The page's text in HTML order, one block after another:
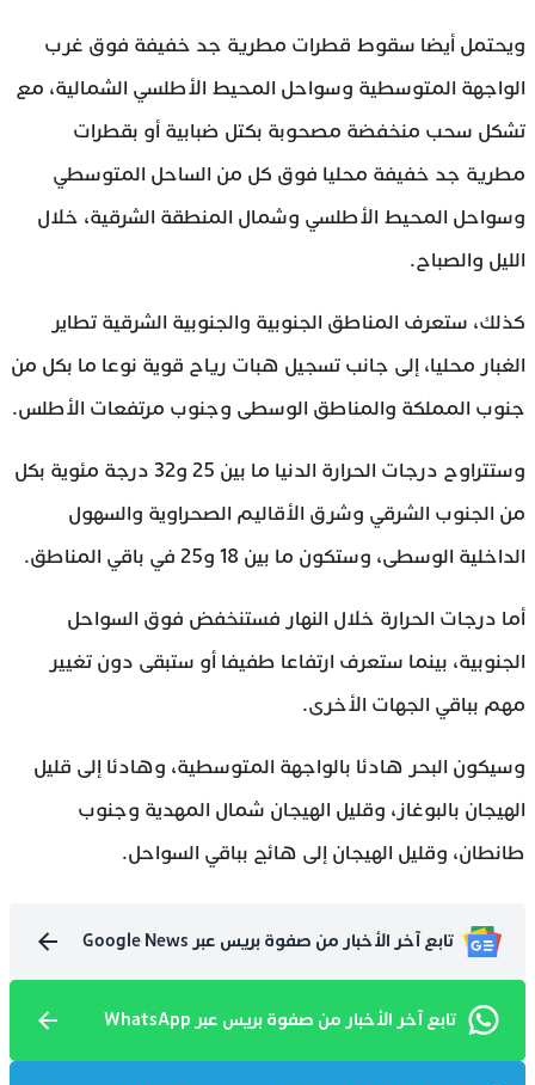
ويحتمل أيضا سقوط قطرات مطرية جد خفيفة فوق غرب
الواجهة المتوسطية وسواحل المحيط الأطلسي الشمالية، مع
تشكل سحب منخفضة مصحوبة بكتل ضبابية أو بقطرات
مطرية جد خفيفة محليا فوق كل من الساحل المتوسطي
وسواحل المحيط الأطلسي وشمال المنطقة الشرقية، خلال
الليل والصباح.
كذلك، ستعرف المناطق الجنوبية والجنوبية الشرقية تطاير
الغبار محليا، إلى جانب تسجيل هبات رياح قوية نوعا ما بكل من
جنوب المملكة والمناطق الوسطى وجنوب مرتفعات الأطلس.
وستتراوح درجات الحرارة الدنيا ما بين 25 و32 درجة مئوية بكل
من الجنوب الشرقي وشرق الأقاليم الصحراوية والسهول
الداخلية الوسطى، وستكون ما بين 18 و25 في باقي المناطق.
أما درجات الحرارة خلال النهار فستنخفض فوق السواحل
الجنوبية، بينما ستعرف ارتفاعا طفيفا أو ستبقى دون تغيير
مهم بباقي الجهات الأخرى.
وسيكون البحر هادئا بالواجهة المتوسطية، وهادئا إلى قليل
الهيجان بالبوغاز، وقليل الهيجان شمال المهدية وجنوب
طانطان، وقليل الهيجان إلى هائج بباقي السواحل.
تابع آخر الأخبار من صفوة بريس عبر Google News
تابع آخر الأخبار من صفوة بريس عبر WhatsApp